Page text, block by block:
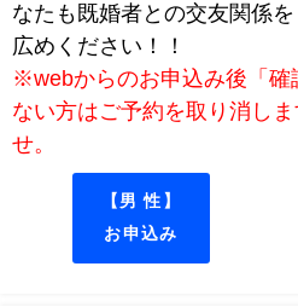
なたも既婚者との交友関係
広めください！！
※webからのお申込み後「確
ない方はご予約を取り消し
せ。
【男 性】
お申込み